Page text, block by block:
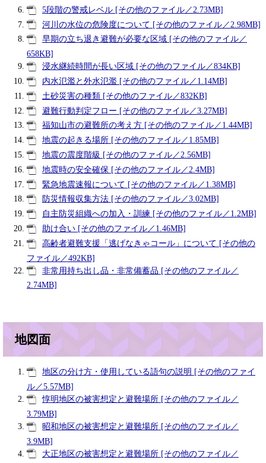
5段階の警戒レベル [その他のファイル／2.73MB]
河川の水位の危険度について [その他のファイル／2.98MB]
早期の立ち退き避難が必要な区域 [その他のファイル／
658KB]
浸水継続時間が長い区域 [その他のファイル／834KB]
内水氾濫と外水氾濫 [その他のファイル／1.14MB]
土砂災害の種類 [その他のファイル／832KB]
避難行動判定フロー [その他のファイル／3.27MB]
福知山市の避難所の考え方 [その他のファイル／1.44MB]
地震の起きる場所 [その他のファイル／1.85MB]
地震の震度階級 [その他のファイル／2.56MB]
地震時の安全確保 [その他のファイル／2.4MB]
緊急地震速報について [その他のファイル／1.38MB]
防災情報収集方法 [その他のファイル／3.02MB]
自主防災組織への加入・訓練 [その他のファイル／1.2MB]
助け合い [その他のファイル／1.46MB]
高齢者避難支援「逃げなきゃコール」について [その他の
ファイル／492KB]
非常用持ち出し品・非常備蓄品 [その他のファイル／
2.74MB]
地図面
地区の分け方・使用している語句の説明 [その他のファイ
ル／5.57MB]
惇明地区の被害想定と避難場所 [その他のファイル／
3.79MB]
昭和地区の被害想定と避難場所 [その他のファイル／
3.9MB]
大正地区の被害想定と避難場所 [その他のファイル／